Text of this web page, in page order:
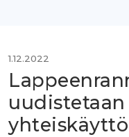
1.12.2022